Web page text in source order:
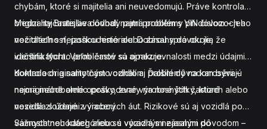
chybám, ktoré si majitelia ani neuvedomujú. Práve kontrola
originality Bratislava odhalí najmä problémy pri dovozoch a
vozidlách s nejasnou históriou. Dobrou správou je, že
väčšina týchto problémov sa opakuje.
Medzi najčastejšie dôvody patrí problém s VIN číslom – jeho
nečitateľnosť, poškodenie alebo zásahy do okolia
identifikátora. Veľmi časté sú aj nezrovnalosti medzi údajmi v
dokladoch a samotným vozidlom. Ďalším dôvodom bývajú
neoriginálne alebo poškodené výrobné štítky, ktoré
nesedia s údajmi výrobcu.
Kontrola originality často odhalí aj problémy na karosérii –
najmä neodborné opravy, zvary na nosných častiach alebo
vozidlá zložené z viacerých áut. Rizikové sú aj vozidlá po
vážnych nehodách alebo s výraznými zásahmi do
Samostatnou kategóriou sú vozidlá s nejasným pôvodom –